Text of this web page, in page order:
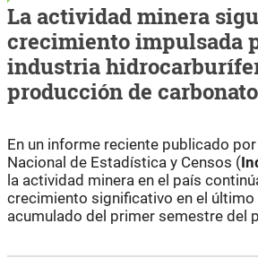
La actividad minera
crecimiento impulsada
industria
producción de
En un informe reciente publicado
Nacional de Estadística y Censos (
la actividad minera en el país
crecimiento significativo en el último
acumulado del primer semestre del